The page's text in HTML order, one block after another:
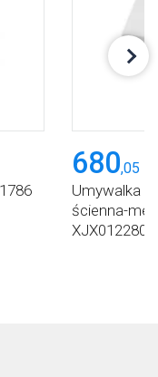
680,05
Umywalka
ścienna-